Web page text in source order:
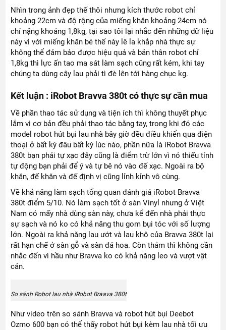
Nhìn trong ảnh đẹp thế thôi nhưng kích thước robot chỉ
khoảng 22cm và độ rộng của miếng khăn khoảng 24cm nó
chỉ nặng khoảng 1,8kg, tại sao tôi lại nhắc đến những dữ liệu
này vì với miếng khăn bé thế này lê la khắp nhà thực sự
không thể đảm bảo được hiệu quả và bản thân robot chỉ
1,8kg thì lực ấn tao ma sát làm sạch cũng rất kém, khi tay
chúng ta dùng cây lau phải tì đè lên tới hàng chục kg.
Kết luận : iRobot Bravva 380t có thực sự cần mua
Về phần thao tác sử dụng và tiện ích thì không thuyết phục
lắm vì cơ bản đều phải thao tác bằng tay, trong khi đó các
model robot hút bụi lau nhà bây giờ đều điều khiển qua điện
thoại ở bất kỳ đâu bất kỳ lúc nào, phần nữa là iRobot Bravva
380t bạn phải tự xạc đây cũng là điểm trừ lớn vì nó thiếu tính
tự động bạn phải để ý và tự bê nó vào đế xạc. Ngoài ra bộ
khăn, đế khăn và đế định vị cũng lỉnh kỉnh vô cùng.
Về khả năng làm sạch tổng quan đánh giá iRobot Bravva
380t điểm 5/10. Nó làm sạch tốt ở sàn Vinyl nhưng ở Việt
Nam có mấy nhà dùng sàn này, chưa kể đến nhà phải thực
sự sạch và nó ko có khả năng thu gom bụi tóc với số lượng
lớn. Ngoài ra khả năng lau ướt và lau khô của Bravva 380t lại
rất hạn chế ở sàn gỗ và sàn đá hoa. Còn thảm thì không cần
nhắc đến vì hầu như Bravva ko có khả năng leo và vượt vật
cản.
So sánh Robot lau nhà iRobot Braava 380t
Như video trên so sánh Bravva và robot hút bụi Deebot
Ozmo 600 bạn có thể thấy robot hút bụi kèm lau nhà tối ưu